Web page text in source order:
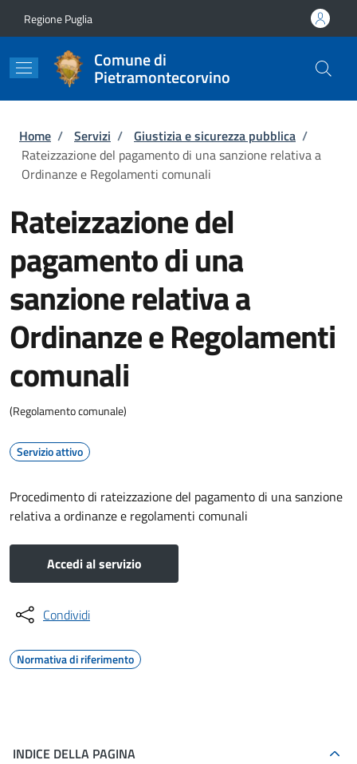
Regione Puglia
Comune di
Pietramontecorvino
Briciole di pane
Home / Servizi / Giustizia e sicurezza pubblica /
Rateizzazione del pagamento di una sanzione relativa a
Ordinanze e Regolamenti comunali
Rateizzazione del
pagamento di una
sanzione relativa a
Ordinanze e Regolamenti
comunali
(Regolamento comunale)
Servizio attivo
Procedimento di rateizzazione del pagamento di una sanzione
relativa a ordinanze e regolamenti comunali
Accedi al servizio
Condividi
Normativa di riferimento
INDICE DELLA PAGINA